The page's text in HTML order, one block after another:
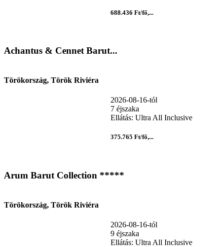
688.436 Ft/fő,...
Achantus & Cennet Barut...
Törökország, Török Riviéra
2026-08-16-tól
7 éjszaka
Ellátás: Ultra All Inclusive
375.765 Ft/fő,...
Arum Barut Collection *****
Törökország, Török Riviéra
2026-08-16-tól
9 éjszaka
Ellátás: Ultra All Inclusive